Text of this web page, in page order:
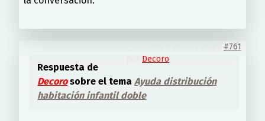
#761
Decoro
Respuesta de
Decorosobre el tema Ayuda distribución
habitación infantil doble